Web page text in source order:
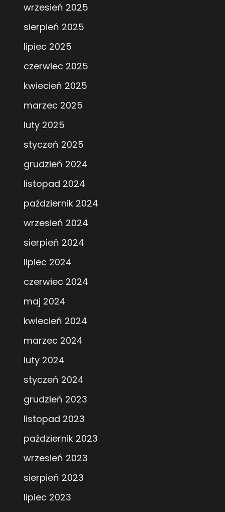
wrzesień 2025
sierpień 2025
lipiec 2025
czerwiec 2025
kwiecień 2025
marzec 2025
luty 2025
styczeń 2025
grudzień 2024
listopad 2024
październik 2024
wrzesień 2024
sierpień 2024
lipiec 2024
czerwiec 2024
maj 2024
kwiecień 2024
marzec 2024
luty 2024
styczeń 2024
grudzień 2023
listopad 2023
październik 2023
wrzesień 2023
sierpień 2023
lipiec 2023